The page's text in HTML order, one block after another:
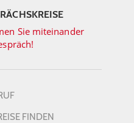
Sie miteinander
FINDEN